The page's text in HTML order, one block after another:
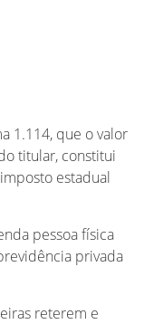
1.114, que o valor
titular, constitui
estadual
pessoa física
privada
reterem e